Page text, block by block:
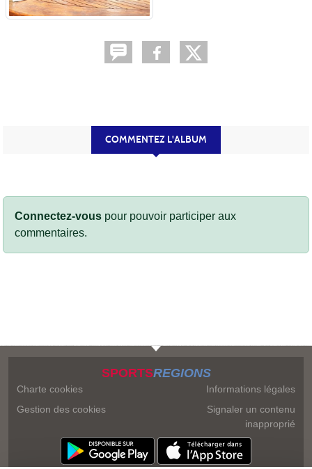
COMMENTEZ L'ALBUM
Connectez-vous pour pouvoir participer aux
commentaires.
SPORTSREGIONS
Charte cookies
Gestion des cookies
Informations légales
Signaler un contenu
inapproprié